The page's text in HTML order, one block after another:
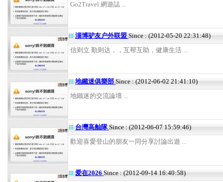
Go2Travel 網遊誌 ...
淄博驴友户外联盟 Since : (2012-05-20 22:31:48)
信则立 勤则达，，互帮互助，健康生活 ...
地鐵迷俱樂部 Since : (2012-06-02 21:41:10)
地鐵迷的交流論壇 ...
台灣高舢隊Since : (2012-06-07 15:59:46)
歡迎喜愛登山的朋友一同分享討論出遊 ...
爱在2026 Since : (2012-09-14 16:40:58)